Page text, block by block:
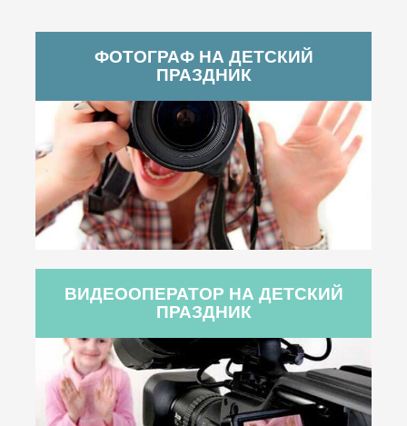
ФОТОГРАФ НА ДЕТСКИЙ
ПРАЗДНИК
ВИДЕООПЕРАТОР НА ДЕТСКИЙ
ПРАЗДНИК